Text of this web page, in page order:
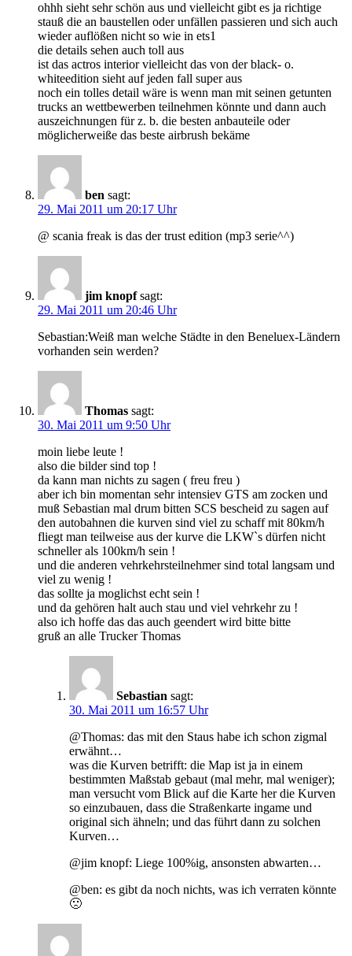
ohhh sieht sehr schön aus und vielleicht gibt es ja richtige
stauß die an baustellen oder unfällen passieren und sich auch
wieder auflößen nicht so wie in ets1
die details sehen auch toll aus
ist das actros interior vielleicht das von der black- o.
whiteedition sieht auf jeden fall super aus
noch ein tolles detail wäre is wenn man mit seinen getunten
trucks an wettbewerben teilnehmen könnte und dann auch
auszeichnungen für z. b. die besten anbauteile oder
möglicherweiße das beste airbrush bekäme
ben sagt:
29. Mai 2011 um 20:17 Uhr
@ scania freak is das der trust edition (mp3 serie^^)
jim knopf sagt:
29. Mai 2011 um 20:46 Uhr
Sebastian:Weiß man welche Städte in den Beneluex-Ländern
vorhanden sein werden?
Thomas sagt:
30. Mai 2011 um 9:50 Uhr
moin liebe leute !
also die bilder sind top !
da kann man nichts zu sagen ( freu freu )
aber ich bin momentan sehr intensiev GTS am zocken und
muß Sebastian mal drum bitten SCS bescheid zu sagen auf
den autobahnen die kurven sind viel zu schaff mit 80km/h
fliegt man teilweise aus der kurve die LKW`s dürfen nicht
schneller als 100km/h sein !
und die anderen vehrkehrsteilnehmer sind total langsam und
viel zu wenig !
das sollte ja moglichst echt sein !
und da gehören halt auch stau und viel vehrkehr zu !
also ich hoffe das das auch geendert wird bitte bitte
gruß an alle Trucker Thomas
Sebastian sagt:
30. Mai 2011 um 16:57 Uhr
@Thomas: das mit den Staus habe ich schon zigmal
erwähnt…
was die Kurven betrifft: die Map ist ja in einem
bestimmten Maßstab gebaut (mal mehr, mal weniger);
man versucht vom Blick auf die Karte her die Kurven
so einzubauen, dass die Straßenkarte ingame und
original sich ähneln; und das führt dann zu solchen
Kurven…
@jim knopf: Liege 100%ig, ansonsten abwarten…
@ben: es gibt da noch nichts, was ich verraten könnte
🙁